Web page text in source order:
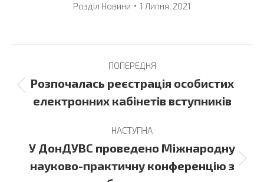
Розділ Новини 1 Липня, 2021
navigation
ПОПЕРЕДНЯ
Previous
post:
Розпочалась реєстрація особистих
електронних кабінетів вступників
НАСТУПНА
Next
post:
У ДонДУВС проведено Міжнародну
науково-практичну конференцію з